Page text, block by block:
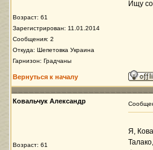
Возраст: 61
Зарегистрирован: 11.01.2014
Сообщения: 2
Откуда: Шепетовка Украина
Гарнизон: Градчаны
Ищу
Вернуться к началу
Ковальчук Александр
Возраст: 61
Я,